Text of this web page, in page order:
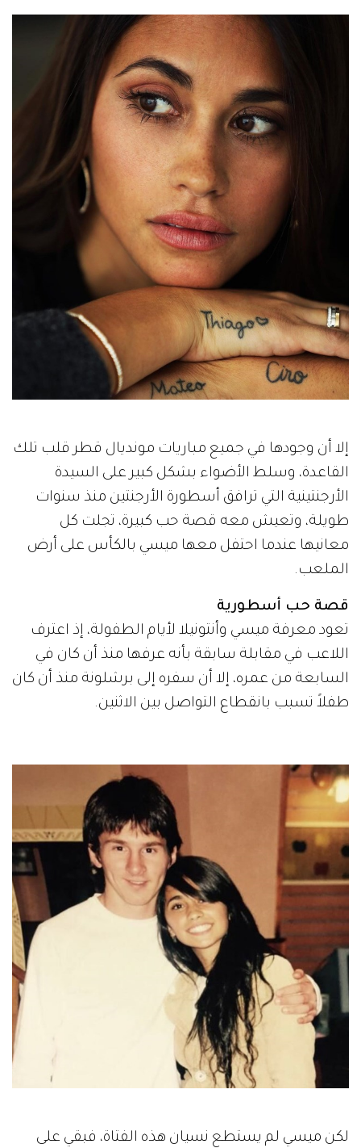
إلا أن وجودها في جميع مباريات مونديال قطر قلب تلك
القاعدة، وسلط الأضواء بشكل كبير على السيدة
الأرجنتينية التي ترافق أسطورة الأرجنتين منذ سنوات
طويلة، وتعيش معه قصة حب كبيرة، تجلت كل
معانيها عندما احتفل معها ميسي بالكأس على أرض
الملعب.
قصة حب أسطورية
تعود معرفة ميسي وأنتونيلا لأيام الطفولة، إذ اعترف
اللاعب في مقابلة سابقة بأنه عرفها منذ أن كان في
السابعة من عمره، إلا أن سفره إلى برشلونة منذ أن كان
طفلاً تسبب بانقطاع التواصل بين الاثنين.
لكن ميسي لم يستطع نسيان هذه الفتاة، فبقي على